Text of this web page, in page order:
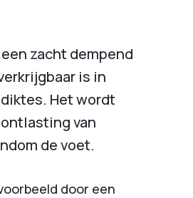
zacht dempend
is in
Het wordt
van
de voet.
door een